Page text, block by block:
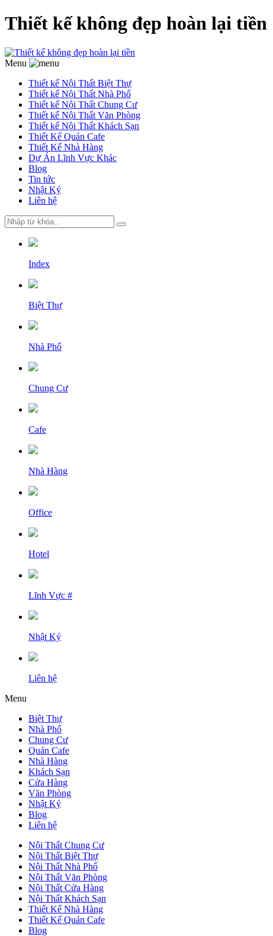
Thiết kế không đẹp hoàn lại tiền
Menu
Thiết kế Nội Thất Biệt Thự
Thiết kế Nội Thất Nhà Phố
Thiết kế Nội Thất Chung Cư
Thiết kế Nội Thất Văn Phòng
Thiết kế Nội Thất Khách Sạn
Thiết Kế Quán Cafe
Thiết Kế Nhà Hàng
Dự Án Lĩnh Vực Khác
Blog
Tin tức
Nhật Ký
Liên hệ
Index
Biệt Thự
Nhà Phố
Chung Cư
Cafe
Nhà Hàng
Office
Hotel
Lĩnh Vực #
Nhật Ký
Liên hệ
Menu
Biệt Thự
Nhà Phố
Chung Cư
Quán Cafe
Nhà Hàng
Khách Sạn
Cửa Hàng
Văn Phòng
Nhật Ký
Blog
Liên hệ
Nội Thất Chung Cư
Nội Thất Biệt Thự
Nội Thất Nhà Phố
Nội Thất Văn Phòng
Nội Thất Cửa Hàng
Nội Thất Khách Sạn
Thiết Kế Nhà Hàng
Thiết Kế Quán Cafe
Blog